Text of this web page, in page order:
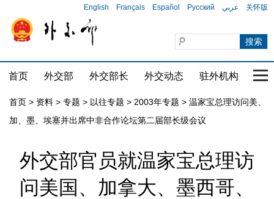
English Français Español Русский عربي 关怀版
首页 外交部 外交部长 外交动态 驻外机构 国
首页 > 资料 > 专题 > 以往专题 > 2003年专题 > 温家宝总理访问美、
加、墨、埃塞并出席中非合作论坛第二届部长级会议
外交部官员就温家宝总理访
问美国、加拿大、墨西哥、